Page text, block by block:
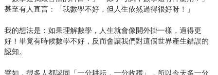
甚至有人直言：「我數學不好，但人生依然過得很好呀！」
我的想法是：如果理解數學，人生就會像開外掛一樣，過得更
好！畢竟有時候數學不好，反而會讓我們對這個世界產生錯誤的
認知。
譬如，很多人都認同「一分耕耘，一分收穫」，所以今天多一分